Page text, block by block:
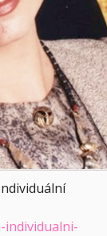
individualni-